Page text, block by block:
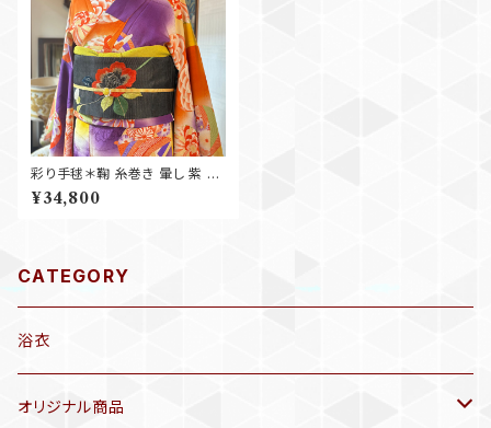
彩り手毬＊鞠 糸巻き 暈し 紫 オ
レンジ 橙 黄色 アンティーク小
紋着物 B501
¥34,800
CATEGORY
浴衣
オリジナル商品